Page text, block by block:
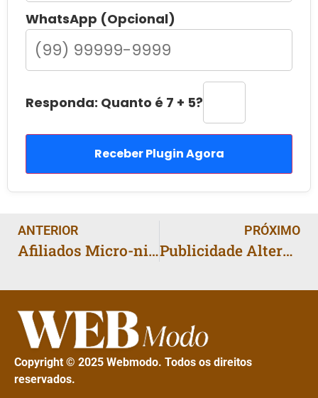
WhatsApp (Opcional)
Responda: Quanto é 7 + 5?
Receber Plugin Agora
ANTERIOR
Afiliados Micro-nicho: 5 Ofertas que Vendem com 100 Visitas
PRÓXIMO
Publicidade Alternativa: Ganhar R$ 300 Com 500 Visitas
Copyright © 2025 Webmodo. Todos os direitos
reservados.